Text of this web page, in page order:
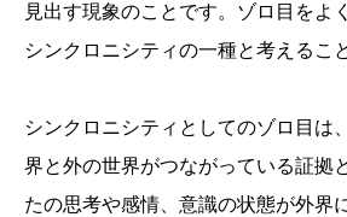
見出す現象のことです。ゾロ目をよ
シンクロニシティの一種と考えるこ
シンクロニシティとしてのゾロ目は
界と外の世界がつながっている証拠
たの思考や感情、意識の状態が外界